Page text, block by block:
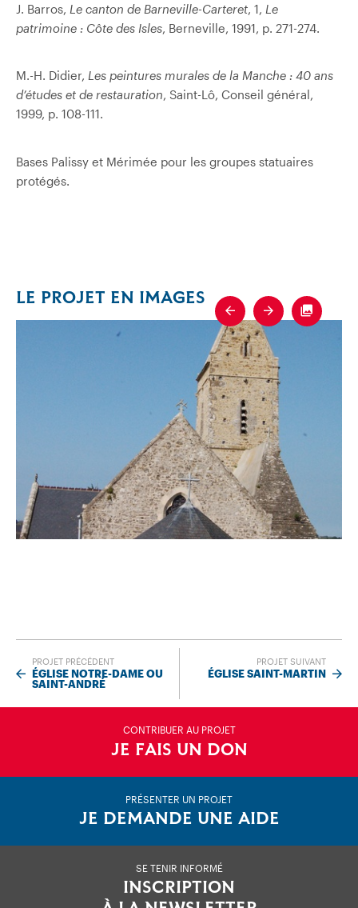
J. Barros, Le canton de Barneville-Carteret , 1, Le
patrimoine : Côte des Isles , Berneville, 1991, p. 271-274.
M.-H. Didier, Les peintures murales de la Manche : 40 ans
d’études et de restauration, Saint-Lô, Conseil général,
1999, p. 108-111.
Bases Palissy et Mérimée pour les groupes statuaires
protégés.
LE PROJET EN IMAGES
Previous
Next
PROJET PRÉCÉDENT
ÉGLISE NOTRE-DAME OU
SAINT-ANDRÉ
PROJET SUIVANT
ÉGLISE SAINT-MARTIN
CONTRIBUER AU PROJET
JE FAIS UN DON
PRÉSENTER UN PROJET
JE DEMANDE UNE AIDE
SE TENIR INFORMÉ
INSCRIPTION